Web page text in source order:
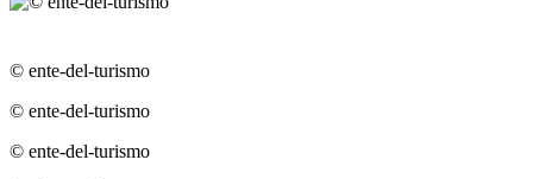
© ente-del-turismo
© ente-del-turismo
© ente-del-turismo